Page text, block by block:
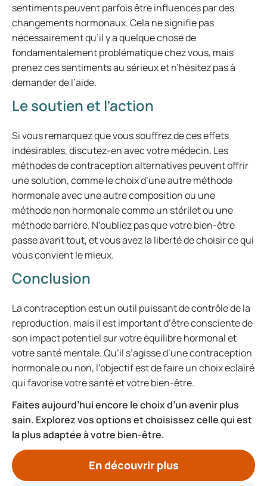
sentiments peuvent parfois être influencés par des
changements hormonaux. Cela ne signifie pas
nécessairement qu’il y a quelque chose de
fondamentalement problématique chez vous, mais
prenez ces sentiments au sérieux et n’hésitez pas à
demander de l’aide.
Le soutien et l’action
Si vous remarquez que vous souffrez de ces effets
indésirables, discutez-en avec votre médecin. Les
méthodes de contraception alternatives peuvent offrir
une solution, comme le choix d’une autre méthode
hormonale avec une autre composition ou une
méthode non hormonale comme un stérilet ou une
méthode barrière. N’oubliez pas que votre bien-être
passe avant tout, et vous avez la liberté de choisir ce qui
vous convient le mieux.
Conclusion
La contraception est un outil puissant de contrôle de la
reproduction, mais il est important d’être consciente de
son impact potentiel sur votre équilibre hormonal et
votre santé mentale. Qu’il s’agisse d’une contraception
hormonale ou non, l’objectif est de faire un choix éclairé
qui favorise votre santé et votre bien-être.
Faites aujourd’hui encore le choix d’un avenir plus
sain. Explorez vos options et choisissez celle qui est
la plus adaptée à votre bien-être.
En découvrir plus